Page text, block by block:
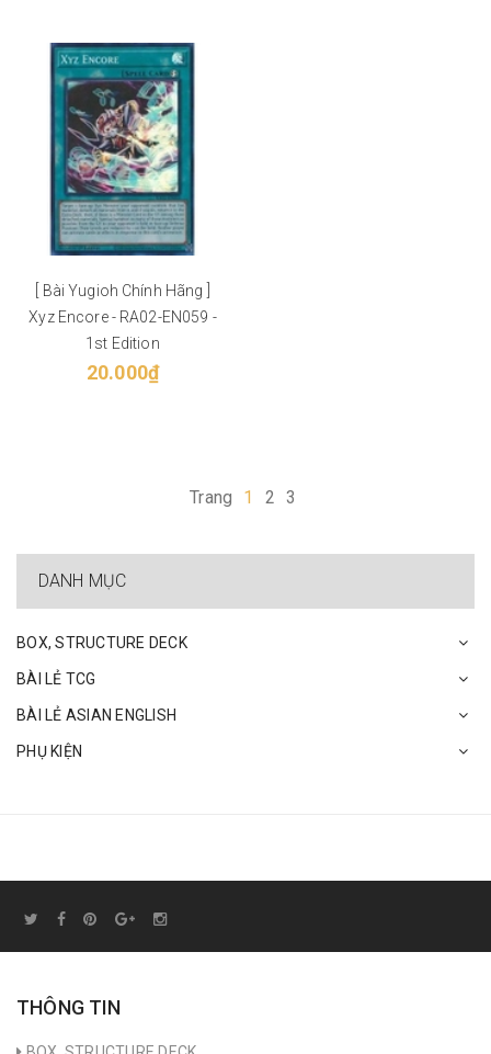
[ Bài Yugioh Chính Hãng ]
Xyz Encore - RA02-EN059 -
1st Edition
20.000₫
Trang 1 2 3
DANH MỤC
BOX, STRUCTURE DECK
BÀI LẺ TCG
BÀI LẺ ASIAN ENGLISH
PHỤ KIỆN
THÔNG TIN